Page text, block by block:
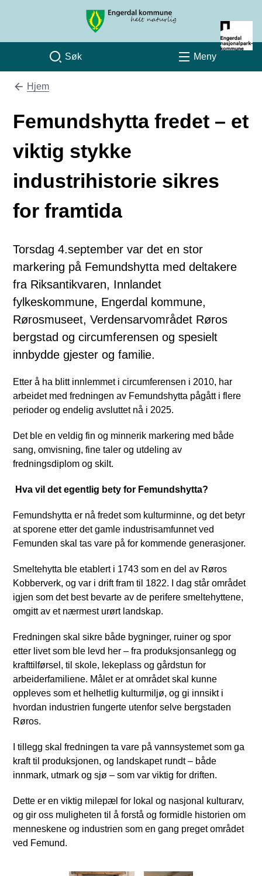
Engerdal kommune
Søk Meny
Du er her:
Hjem
Femundshytta fredet – et
viktig stykke
industrihistorie sikres
for framtida
Torsdag 4.september var det en stor
markering på Femundshytta med deltakere
fra Riksantikvaren, Innlandet
fylkeskommune, Engerdal kommune,
Rørosmuseet, Verdensarvområdet Røros
bergstad og circumferensen og spesielt
innbydde gjester og familie.
Etter å ha blitt innlemmet i circumferensen i 2010, har
arbeidet med fredningen av Femundshytta pågått i flere
perioder og endelig avsluttet nå i 2025.
Det ble en veldig fin og minnerik markering med både
sang, omvisning, fine taler og utdeling av
fredningsdiplom og skilt.
Hva vil det egentlig bety for Femundshytta?
Femundshytta er nå fredet som kulturminne, og det betyr
at sporene etter det gamle industrisamfunnet ved
Femunden skal tas vare på for kommende generasjoner.
Smeltehytta ble etablert i 1743 som en del av Røros
Kobberverk, og var i drift fram til 1822. I dag står området
igjen som det best bevarte av de perifere smeltehyttene,
omgitt av et nærmest urørt landskap.
Fredningen skal sikre både bygninger, ruiner og spor
etter livet som ble levd her – fra produksjonsanlegg og
krafttilførsel, til skole, lekeplass og gårdstun for
arbeiderfamiliene. Målet er at området skal kunne
oppleves som et helhetlig kulturmiljø, og gi innsikt i
hvordan industrien fungerte utenfor selve bergstaden
Røros.
I tillegg skal fredningen ta vare på vannsystemet som ga
kraft til produksjonen, og landskapet rundt – både
innmark, utmark og sjø – som var viktig for driften.
Dette er en viktig milepæl for lokal og nasjonal kulturarv,
og gir oss muligheten til å forstå og formidle historien om
menneskene og industrien som en gang preget området
ved Femund.